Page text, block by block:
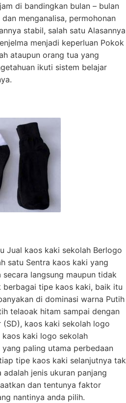
di bandingkan bulan – bulan
menganalisa, permohonan
stabil, salah satu Alasannya
menjadi keperluan Pokok
ataupun orang tua yang
ikuti sistem belajar
Jual kaos kaki sekolah Berlogo
satu Sentra kaos kaki yang
langsung maupun tidak
tipe kaos kaki, baik itu
di dominasi warna Putih
telaoak hitam sampai dengan
kaos kaki sekolah logo
kaos kaki logo sekolah
paling utama perbedaan
tipe kaos kaki selanjutnya tak
jenis ukuran panjang
dan tentunya faktor
nantinya anda pilih.